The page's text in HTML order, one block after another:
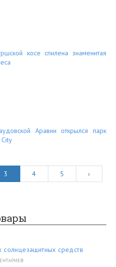
косе спилена знаменитая
Аравии открылся парк
3 4 5
›
средств